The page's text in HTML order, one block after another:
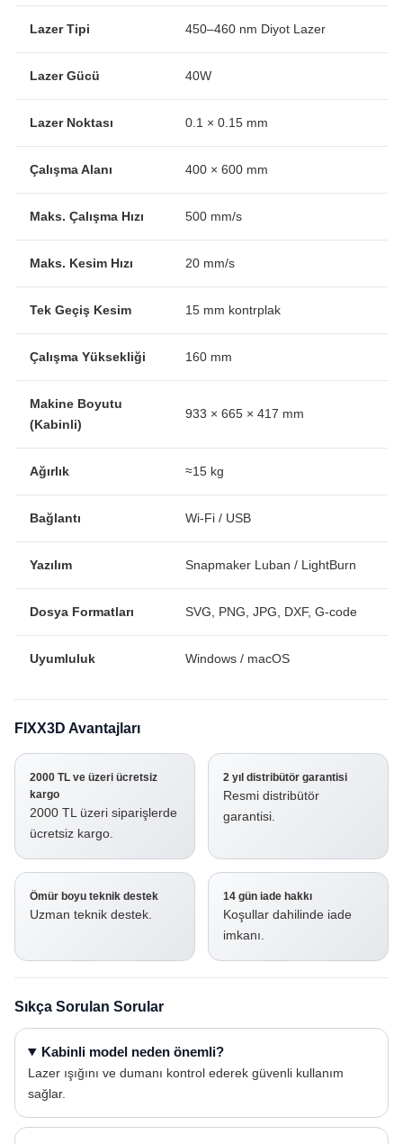
Lazer Tipi 450–460 nm Diyot Lazer
Lazer Gücü 40W
Lazer Noktası 0.1 × 0.15 mm
Çalışma Alanı 400 × 600 mm
Maks. Çalışma Hızı 500 mm/s
Maks. Kesim Hızı 20 mm/s
Tek Geçiş Kesim 15 mm kontrplak
Çalışma Yüksekliği 160 mm
Makine Boyutu
(Kabinli)
933 × 665 × 417 mm
Ağırlık ≈15 kg
Bağlantı Wi-Fi / USB
Yazılım Snapmaker Luban / LightBurn
Dosya Formatları SVG, PNG, JPG, DXF, G-code
Uyumluluk Windows / macOS
FIXX3D Avantajları
2000 TL ve üzeri ücretsiz
kargo
2000 TL üzeri siparişlerde
ücretsiz kargo.
2 yıl distribütör garantisi
Resmi distribütör
garantisi.
Ömür boyu teknik destek
Uzman teknik destek.
14 gün iade hakkı
Koşullar dahilinde iade
imkanı.
Sıkça Sorulan Sorular
Kabinli model neden önemli?
Lazer ışığını ve dumanı kontrol ederek güvenli kullanım
sağlar.